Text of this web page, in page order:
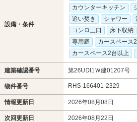
設備・条件
カウンターキッチン
追い焚き
シャワー
コンロ三口
床下収納
専用庭
カースペース
カースペース2台以上
建築確認番号 第26UDI1Ｗ建01207号
物件番号 RHS-166401-2329
情報更新日 2026年08月08日
次回更新日 2026年08月22日